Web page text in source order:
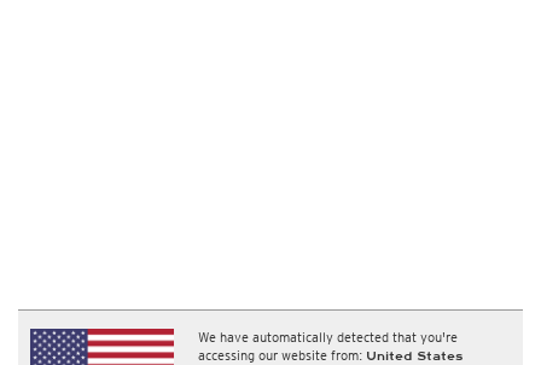
We have automatically detected that you're
accessing our website from: United States